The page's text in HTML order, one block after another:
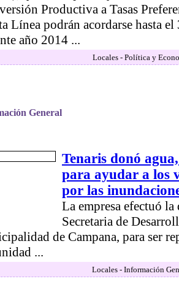
Productiva a Tasas
Línea podrán acordarse hasta
año 2014 ...
Locales - Política y
General
Tenaris donó
para ayudar a los
por las
La empresa efectuó
Secretaria de
de Campana, para ser
...
Locales - Información